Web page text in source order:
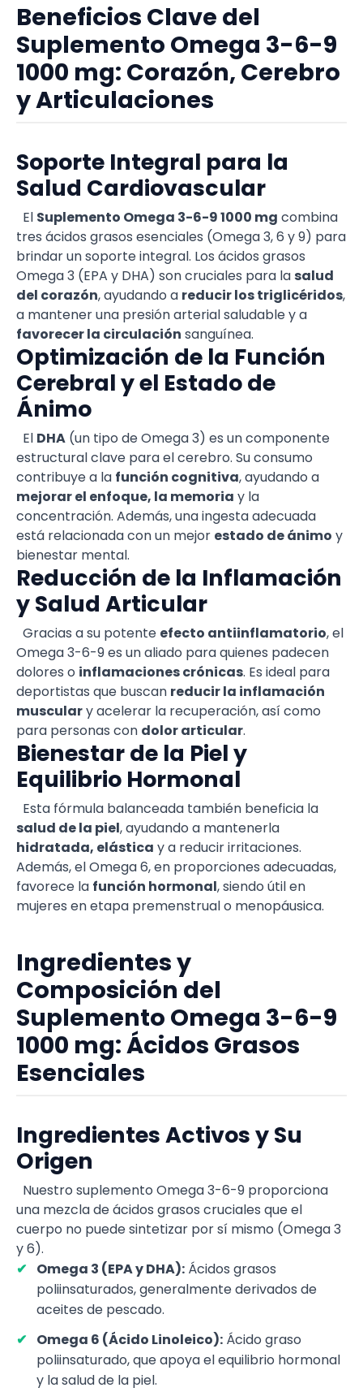
Beneficios Clave del
Suplemento Omega 3-6-9
1000 mg: Corazón, Cerebro
y Articulaciones
Soporte Integral para la
Salud Cardiovascular
El Suplemento Omega 3-6-9 1000 mg combina
tres ácidos grasos esenciales (Omega 3, 6 y 9) para
brindar un soporte integral. Los ácidos grasos
Omega 3 (EPA y DHA) son cruciales para la salud
del corazón, ayudando a reducir los triglicéridos,
a mantener una presión arterial saludable y a
favorecer la circulación sanguínea.
Optimización de la Función
Cerebral y el Estado de
Ánimo
El DHA (un tipo de Omega 3) es un componente
estructural clave para el cerebro. Su consumo
contribuye a la función cognitiva, ayudando a
mejorar el enfoque, la memoria y la
concentración. Además, una ingesta adecuada
está relacionada con un mejor estado de ánimo y
bienestar mental.
Reducción de la Inflamación
y Salud Articular
Gracias a su potente efecto antiinflamatorio, el
Omega 3-6-9 es un aliado para quienes padecen
dolores o inflamaciones crónicas. Es ideal para
deportistas que buscan reducir la inflamación
musculary acelerar la recuperación, así como
para personas con dolor articular.
Bienestar de la Piel y
Equilibrio Hormonal
Esta fórmula balanceada también beneficia la
salud de la piel, ayudando a mantenerla
hidratada, elástica y a reducir irritaciones.
Además, el Omega 6, en proporciones adecuadas,
favorece la función hormonal, siendo útil en
mujeres en etapa premenstrual o menopáusica.
Ingredientes y
Composición del
Suplemento Omega 3-6-9
1000 mg: Ácidos Grasos
Esenciales
Ingredientes Activos y Su
Origen
Nuestro suplemento Omega 3-6-9 proporciona
una mezcla de ácidos grasos cruciales que el
cuerpo no puede sintetizar por sí mismo (Omega 3
y 6).
Omega 3 (EPA y DHA): Ácidos grasos
poliinsaturados, generalmente derivados de
aceites de pescado.
Omega 6 (Ácido Linoleico): Ácido graso
poliinsaturado, que apoya el equilibrio hormonal
y la salud de la piel.